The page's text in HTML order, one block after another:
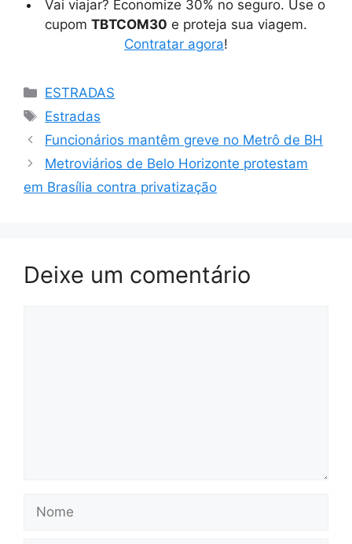
Vai viajar? Economize 30% no seguro. Use o
cupom TBTCOM30 e proteja sua viagem.
Contratar agora!
Categorias
ESTRADAS
Tags
Estradas
Funcionários mantêm greve no Metrô de BH
Metroviários de Belo Horizonte protestam
em Brasília contra privatização
Deixe um comentário
Nome